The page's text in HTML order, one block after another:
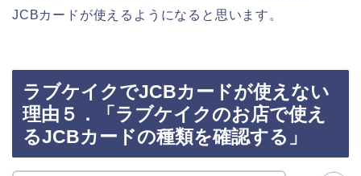
JCBカードが使えるようになると思います。
ラブケイクでJCBカードが使えない
理由５．「ラブケイクのお店で使え
るJCBカードの種類を確認する」